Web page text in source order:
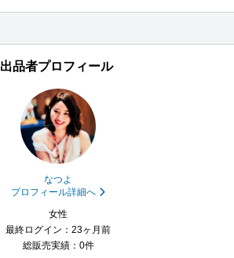
出品者プロフィール
なつよ
プロフィール詳細へ
女性
最終ログイン：23ヶ月前
総販売実績：0件